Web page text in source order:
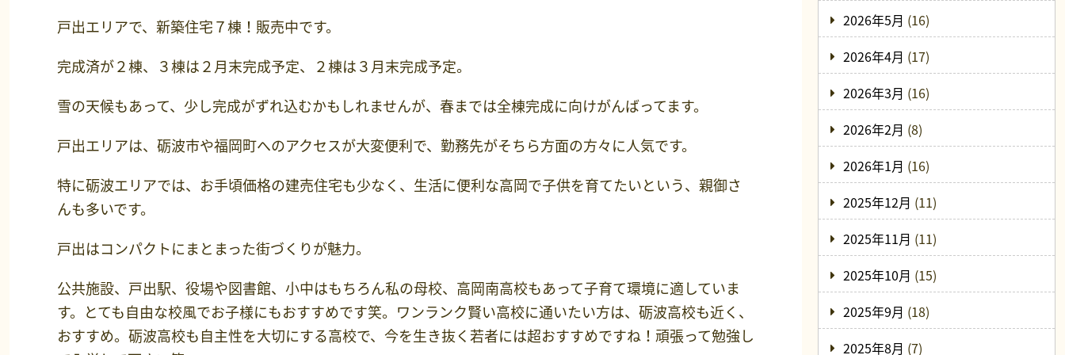
戸出エリアで、新築住宅７棟！販売中です。
完成済が２棟、３棟は２月末完成予定、２棟は３月末完成予定。
雪の天候もあって、少し完成がずれ込むかもしれませんが、春までは全棟完成に向けがんばってます。
戸出エリアは、砺波市や福岡町へのアクセスが大変便利で、勤務先がそちら方面の方々に人気です。
特に砺波エリアでは、お手頃価格の建売住宅も少なく、生活に便利な高岡で子供を育てたいという、親御さ
んも多いです。
戸出はコンパクトにまとまった街づくりが魅力。
公共施設、戸出駅、役場や図書館、小中はもちろん私の母校、高岡南高校もあって子育て環境に適していま
す。とても自由な校風でお子様にもおすすめです笑。ワンランク賢い高校に通いたい方は、砺波高校も近く、
おすすめ。砺波高校も自主性を大切にする高校で、今を生き抜く若者には超おすすめですね！頑張って勉強し
2026年5月 (16)
2026年4月 (17)
2026年3月 (16)
2026年2月 (8)
2026年1月 (16)
2025年12月 (11)
2025年11月 (11)
2025年10月 (15)
2025年9月 (18)
2025年8月 (7)